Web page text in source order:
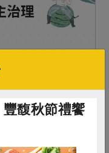
餐桌出發，
豐馥秋節禮饗